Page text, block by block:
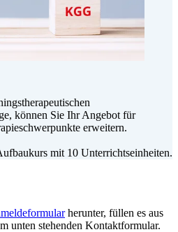
können Sie Ihr Angebot für
erweitern.
mit 10 Unterrichtseinheiten.
herunter, füllen es aus
unten stehenden Kontaktformular.